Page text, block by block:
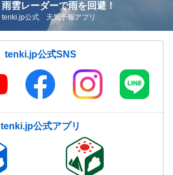
雨雲レーダーで雨を回避！
tenki.jp公式 天気予報アプリ
tenki.jp公式SNS
tenki.jp公式アプリ